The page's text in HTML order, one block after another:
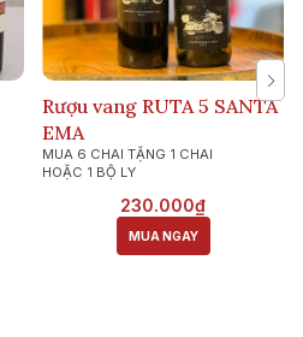
Rượu vang RUTA 5 SANTA
EMA
MUA 6 CHAI TẶNG 1 CHAI
HOẶC 1 BỘ LY
230.000₫
MUA NGAY